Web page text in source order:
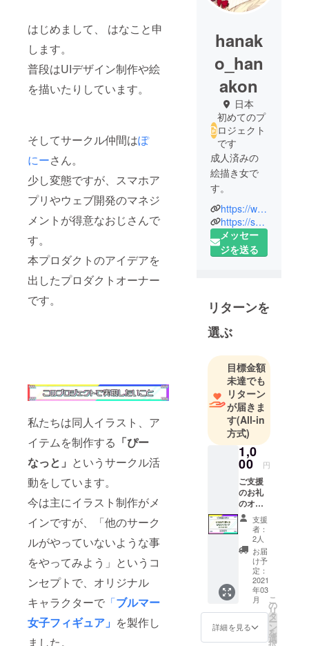
はじめまして、 はなこと申
します。
普段はUIデザイン制作や絵
を描いたりしています。
そしてサークル仲間はぽ
にーさん。
少し変態ですが、スマホア
プリやウェブ開発のマネジ
メントが得意なおじさんで
す。
本プロダクトのアイデアを
出したプロダクトオーナー
です。
私たちは同人イラスト、ア
イテムを制作する 「ぴー
なっと」 というサークル活
動をしています。
今は主にイラスト制作がメ
インですが、「他のサーク
ルがやっていないような事
をやってみよう」というコ
ンセプトで、オリジナル
キャラクターで 「ブルマー
女子フィギュア」 を製作し
ました。
hanak
o_han
akon
日本
初めてのプ
ロジェクト
です
成人済みの
絵描き女で
す。
※頂いた依頼
にて制作し
たものは掲
その際はご
相談をさせ
て下さい。
・サイト
https://www.f
oriio.com/ha
nako-
hanakon
・pixiv
https://www.
pixiv.net/user
s/54520127
迅速、親
切、丁寧を
心がけてい
お気軽にご
相談くださ
いませ。
https://www.pixiv.net/users/54520127
https://skima.jp/profile?id=138483
メッセー
ジを送る
リターンを
選ぶ
目標金額
未達でも
リターン
が届きま
す(All-in
方式)
1,0
00 円
ご支援
のお礼
のオリ
ジナル
メッ
セージ
カード
アプリ
の招待
リンク
※サービ
ス開始
時にお
送りす
るもの
支援
者：
2人
お届
け予
定：
2021
年03
月
詳細を見る
こ
の
リ
タ
ー
ン
を
選
択